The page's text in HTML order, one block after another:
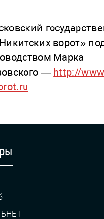
ворот»
Марка
— http://